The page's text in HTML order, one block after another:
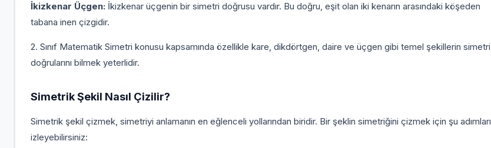
İkizkenar Üçgen:İkizkenar üçgenin bir simetri doğrusu vardır. Bu doğru, eşit olan iki kenarın arasındaki köşeden
tabana inen çizgidir.
2. Sınıf Matematik Simetri konusu kapsamında özellikle kare, dikdörtgen, daire ve üçgen gibi temel şekillerin simetri
doğrularını bilmek yeterlidir.
Simetrik Şekil Nasıl Çizilir?
Simetrik şekil çizmek, simetriyi anlamanın en eğlenceli yollarından biridir. Bir şeklin simetriğini çizmek için şu adımları
izleyebilirsiniz: